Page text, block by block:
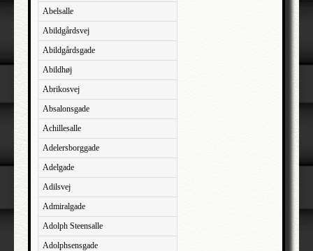
Abelsalle
Abildgårdsvej
Abildgårdsgade
Abildhøj
Abrikosvej
Absalonsgade
Achillesalle
Adelersborggade
Adelgade
Adilsvej
Admiralgade
Adolph Steensalle
Adolphsensgade